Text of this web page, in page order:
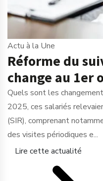
Actu à la Une
Réforme du
change au 1er
Quels sont les
2025, ces salariés
(SIR), comprenant
des visites périodiques e...
Lire cette actualité